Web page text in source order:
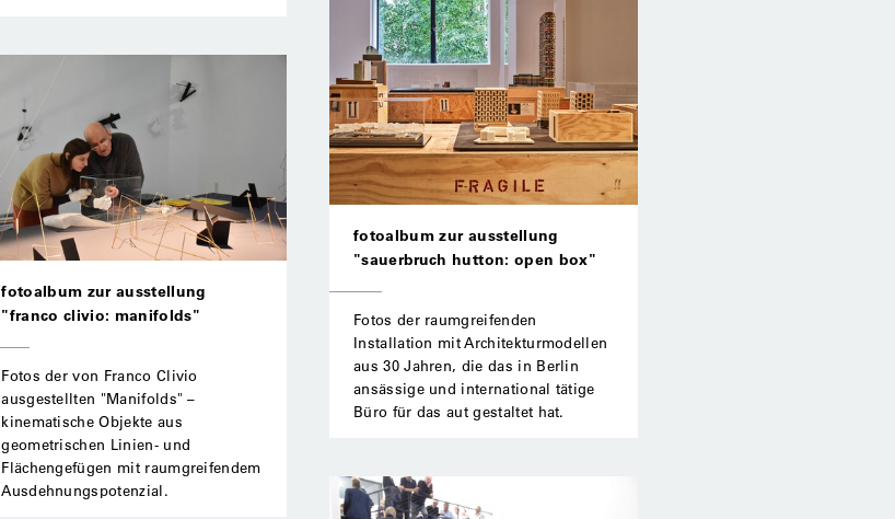
fotoalbum zur ausstellung
"franco clivio: manifolds"
Fotos der von Franco Clivio
ausgestellten "Manifolds" –
kinematische Objekte aus
geometrischen Linien- und
Flächengefügen mit raumgreifendem
Ausdehnungspotenzial.
fotoalbum zur ausstellung
"sauerbruch hutton: open box"
Fotos der raumgreifenden
Installation mit Architekturmodellen
aus 30 Jahren, die das in Berlin
ansässige und international tätige
Büro für das aut gestaltet hat.